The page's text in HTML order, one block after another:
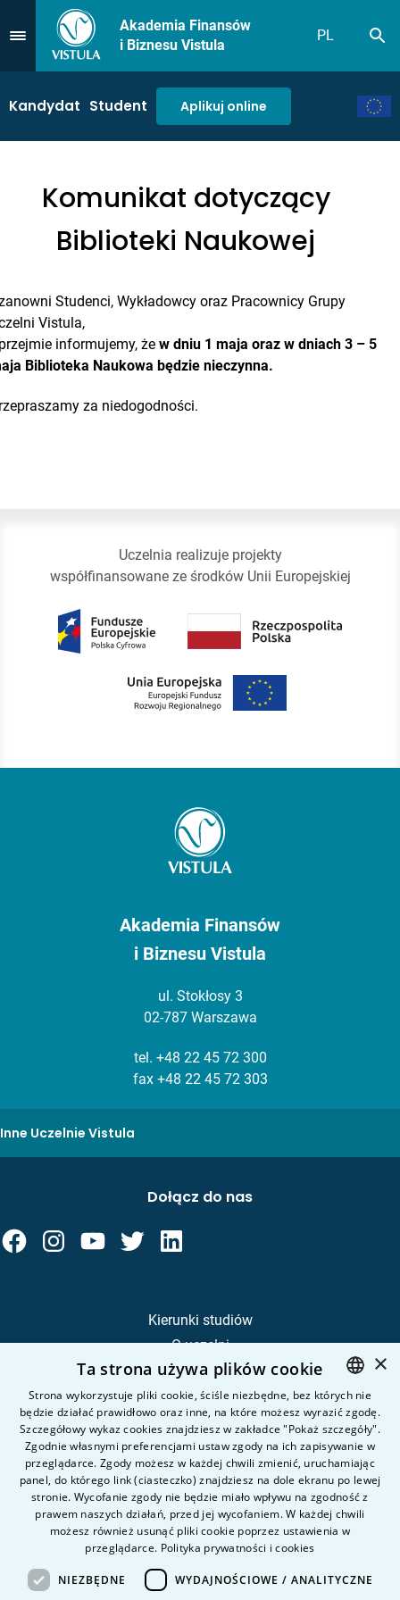
Przejdź do Menu
Akademia Finansów
i Biznesu Vistula
PL
Kandydat Student Aplikuj online
Komunikat dotyczący
Biblioteki Naukowej
Studenci, Wykładowcy oraz Pracownicy Grupy
Vistula,
informujemy, że w dniu 1 maja oraz w dniach 3 – 5
Biblioteka Naukowa będzie nieczynna.
za niedogodności.
Uczelnia realizuje projekty
współfinansowane ze środków Unii Europejskiej
Akademia Finansów
i Biznesu Vistula
ul. Stokłosy 3
02-787 Warszawa
tel. +48 22 45 72 300
fax +48 22 45 72 303
Inne Uczelnie Vistula
Kierunki studiów
O uczelni
Kandydat
Student
Nauka i badania
Intranet
Pytania i odpowiedzi
Kontakt
Kariera na uczelni
Dołącz do nas
POLISH
ENGLISH
×
Ta strona używa plików cookie
Strona wykorzystuje pliki cookie, ściśle niezbędne, bez których nie
będzie działać prawidłowo oraz inne, na które możesz wyrazić zgodę.
Szczegółowy wykaz cookies znajdziesz w zakładce "Pokaż szczegóły".
Zgodnie własnymi preferencjami ustaw zgody na ich zapisywanie w
przeglądarce. Zgody możesz w każdej chwili zmienić, uruchamiając
panel, do którego link (ciasteczko) znajdziesz na dole ekranu po lewej
stronie. Wycofanie zgody nie będzie miało wpływu na zgodność z
prawem naszych działań, przed jej wycofaniem. W każdej chwili
możesz również usunąć pliki cookie poprzez ustawienia w
przeglądarce. Polityka prywatności i cookies
NIEZBĘDNE WYDAJNOŚCIOWE / ANALITYCZNE